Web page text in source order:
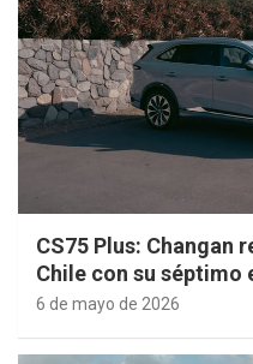
CS75 Plus: Changan
Chile con su séptimo
6 de mayo de 2026